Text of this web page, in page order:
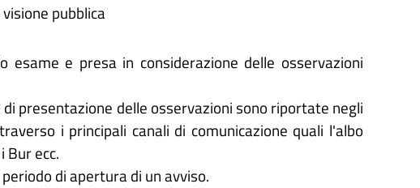
pubblica
esame e presa in considerazione delle osservazioni
presentazione delle osservazioni sono riportate negli
i principali canali di comunicazione quali l'albo
Bur ecc.
di apertura di un avviso.